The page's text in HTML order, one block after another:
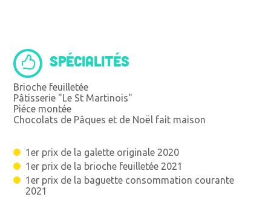
SPÉCIALITÉS
Brioche feuilletée
Pâtisserie "Le St Martinois"
Piéce montée
Chocolats de Pâques et de Noël fait maison
1er prix de la galette originale 2020
1er prix de la brioche feuilletée 2021
1er prix de la baguette consommation courante
2021